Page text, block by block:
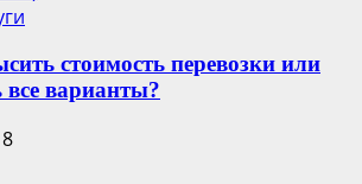
стоимость перевозки или
все варианты?